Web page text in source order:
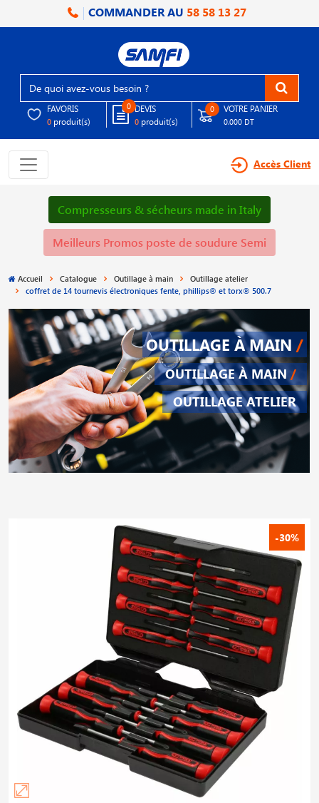
COMMANDER AU 58 58 13 27
FAVORIS
0 produit(s)
0 DEVIS
0 produit(s)
0 VOTRE PANIER
0.000 DT
Accès Client
Compresseurs & sécheurs made in Italy
Meilleurs Promos poste de soudure Semi
Accueil Catalogue Outillage à main
Outillage atelier
coffret de 14 tournevis électroniques fente, phillips® et torx® 500.7
OUTILLAGE À MAIN /
OUTILLAGE À MAIN /
OUTILLAGE ATELIER
-30%